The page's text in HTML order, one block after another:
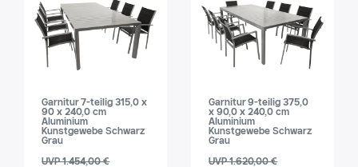
Garnitur 7-teilig 315,0 x
90 x 240,0 cm
Aluminium
Kunstgewebe Schwarz
Grau
UVP 1.454,00 €
Garnitur 9-teilig 375,0
x 90,0 x 240,0 cm
Aluminium
Kunstgewebe Schwarz
Grau
UVP 1.620,00 €